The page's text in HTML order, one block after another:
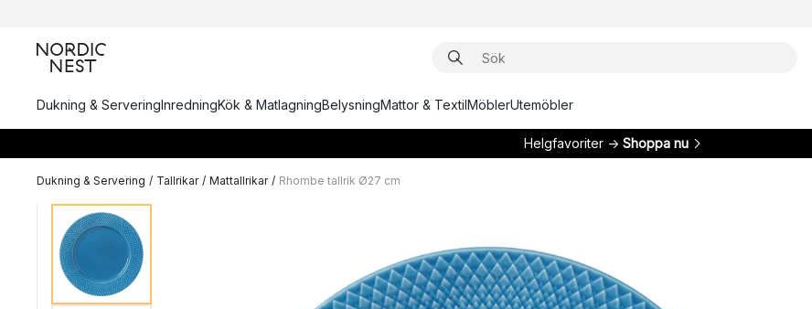
Dukning & ServeringInredningKök & MatlagningBelysningMattor & TextilMöblerUtemöbler
Helgfavoriter → Shoppa nu
Dukning & Servering / Tallrikar / Mattallrikar / Rhombe tallrik Ø27 cm